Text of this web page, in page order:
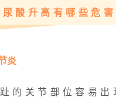
尿酸升高有哪些危害
炎
的关节部位容易出